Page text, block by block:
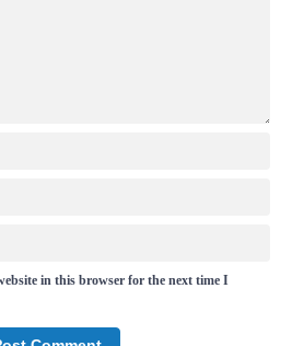
in this browser for the next time I